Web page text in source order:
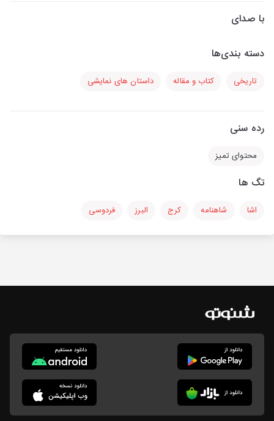
با صدای
دسته بندی‌ها
تاریخی کتاب و مقاله داستان های نمایشی
رده سنی
محتوای تمیز
تگ ها
اشا شاهنامه کرج البرز فردوسی